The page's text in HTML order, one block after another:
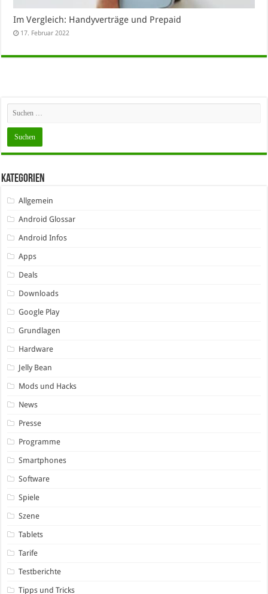
Im Vergleich: Handyverträge und Prepaid
17. Februar 2022
Kategorien
Allgemein
Android Glossar
Android Infos
Apps
Deals
Downloads
Google Play
Grundlagen
Hardware
Jelly Bean
Mods und Hacks
News
Presse
Programme
Smartphones
Software
Spiele
Szene
Tablets
Tarife
Testberichte
Tipps und Tricks